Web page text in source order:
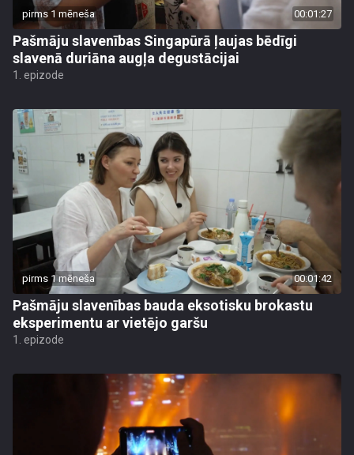
pirms 1 mēneša 00:01:27
Pašmāju slavenības Singapūrā ļaujas bēdīgi
slavenā duriāna augļa degustācijai
1. epizode
pirms 1 mēneša 00:01:42
Pašmāju slavenības bauda eksotisku brokastu
eksperimentu ar vietējo garšu
1. epizode